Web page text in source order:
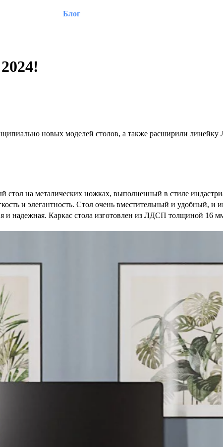
Блог
новых моделей столов, а также расширили
на металических ножках, выполненный в стиле
и элегантность. Стол очень вместительный и удобный, и
надежная. Каркас стола изготовлен из ЛДСП толщиной 16